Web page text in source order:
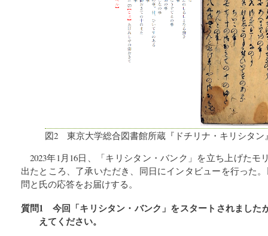
図2 東京大学総合図書館所蔵『ドチリナ・キリシタン
2023年1月16日、「キリシタン・バンク」を立ち上げたモ
出たところ、了承いただき、同日にインタビューを行った
問と氏の応答をお届けする。
質問1 今回「キリシタン・バンク」をスタートされました
えてください。